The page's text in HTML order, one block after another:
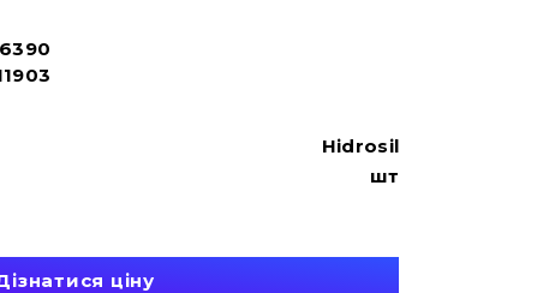
Hidrosil
шт
ціну